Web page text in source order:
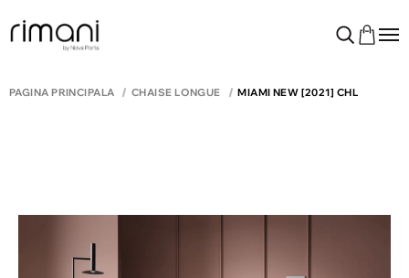
PAGINA PRINCIPALĂ CHAISE LONGUE MIAMI NEW [2021] CHL